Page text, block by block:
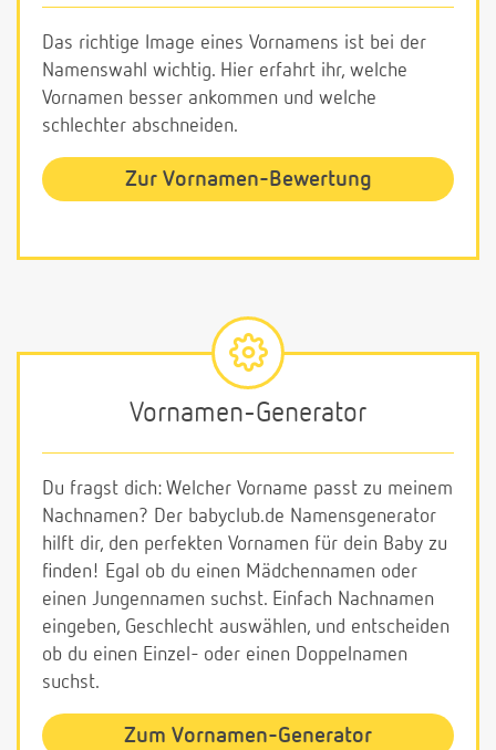
Das richtige Image eines Vornamens ist bei der
Namenswahl wichtig. Hier erfahrt ihr, welche
Vornamen besser ankommen und welche
schlechter abschneiden.
Zur Vornamen-Bewertung
Vornamen-Generator
Du fragst dich: Welcher Vorname passt zu meinem
Nachnamen? Der babyclub.de Namensgenerator
hilft dir, den perfekten Vornamen für dein Baby zu
finden! Egal ob du einen Mädchennamen oder
einen Jungennamen suchst. Einfach Nachnamen
eingeben, Geschlecht auswählen, und entscheiden
ob du einen Einzel- oder einen Doppelnamen
suchst.
Zum Vornamen-Generator